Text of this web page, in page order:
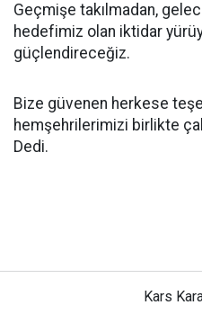
Geçmişe takılmadan,
hedefimiz olan iktidar
güçlendireceğiz.
Bize güvenen herkese
hemşehrilerimizi birlikte
Dedi.
Kars